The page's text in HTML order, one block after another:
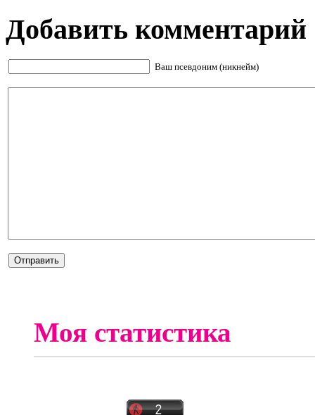
Добавить комментарий
Ваш псевдоним (никнейм)
Моя статистика